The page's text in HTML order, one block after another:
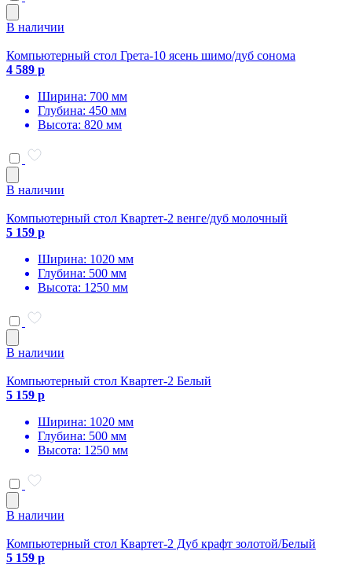
В наличии
Компьютерный стол Грета-10 ясень шимо/дуб сонома
4 589 р
Ширина: 700 мм
Глубина: 450 мм
Высота: 820 мм
В наличии
Компьютерный стол Квартет-2 венге/дуб молочный
5 159 р
Ширина: 1020 мм
Глубина: 500 мм
Высота: 1250 мм
В наличии
Компьютерный стол Квартет-2 Белый
5 159 р
Ширина: 1020 мм
Глубина: 500 мм
Высота: 1250 мм
В наличии
Компьютерный стол Квартет-2 Дуб крафт золотой/Белый
5 159 р